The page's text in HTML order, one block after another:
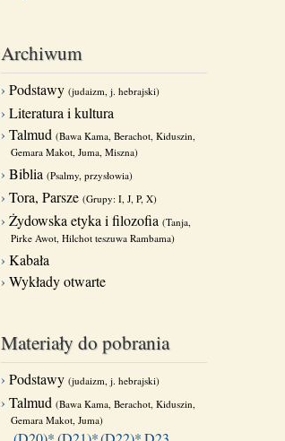
Archiwum
Podstawy (judaizm, j. hebrajski)
Literatura i kultura
Talmud (Bawa Kama, Berachot, Kiduszin,
Gemara Makot, Juma, Miszna)
Biblia (Psalmy, przysłowia)
Tora, Parsze (Grupy: I, J, P, X)
Żydowska etyka i filozofia (Tanja,
Pirke Awot, Hilchot teszuwa Rambama)
Kabała
Wykłady otwarte
Materiały do pobrania
Podstawy (judaizm, j. hebrajski)
Talmud (Bawa Kama, Berachot, Kiduszin,
Gemara Makot, Juma)